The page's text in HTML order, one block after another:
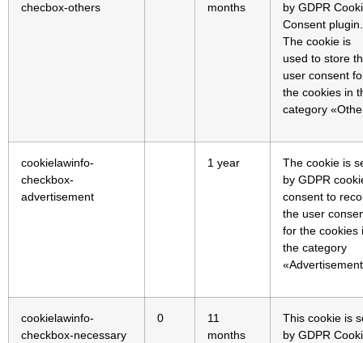
checbox-others
months
by GDPR
Consent plugin.
The cookie is
used to store
user consent
the cookies in
category
cookielawinfo-
checkbox-
advertisement
1 year
The cookie is
by GDPR
consent to
the user
for the cookies
the category
cookielawinfo-
checkbox-necessary
0
11
months
This cookie is
by GDPR